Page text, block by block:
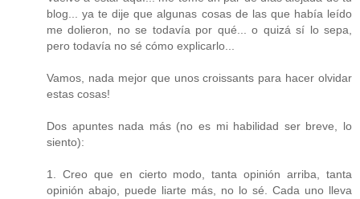
blog... ya te dije que algunas cosas de las que había leído
me dolieron, no se todavía por qué... o quizá sí lo sepa,
pero todavía no sé cómo explicarlo...
Vamos, nada mejor que unos croissants para hacer olvidar
estas cosas!
Dos apuntes nada más (no es mi habilidad ser breve, lo
siento):
1. Creo que en cierto modo, tanta opinión arriba, tanta
opinión abajo, puede liarte más, no lo sé. Cada uno lleva